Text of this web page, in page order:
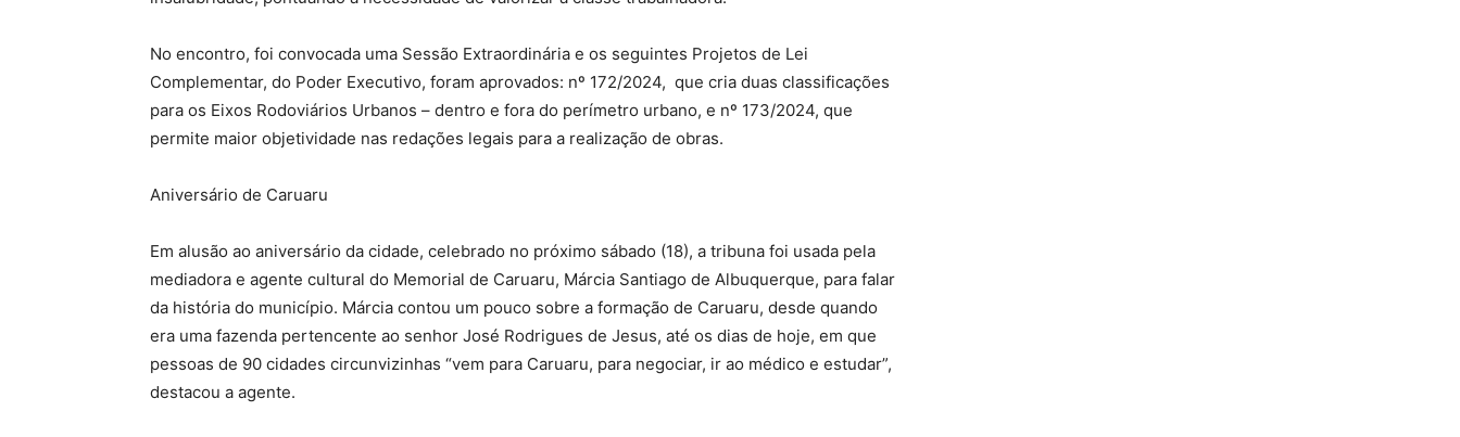
No encontro, foi convocada uma Sessão Extraordinária e os seguintes Projetos de Lei
Complementar, do Poder Executivo, foram aprovados: nº 172/2024, que cria duas classificações
para os Eixos Rodoviários Urbanos – dentro e fora do perímetro urbano, e nº 173/2024, que
permite maior objetividade nas redações legais para a realização de obras.
Aniversário de Caruaru
Em alusão ao aniversário da cidade, celebrado no próximo sábado (18), a tribuna foi usada pela
mediadora e agente cultural do Memorial de Caruaru, Márcia Santiago de Albuquerque, para falar
da história do município. Márcia contou um pouco sobre a formação de Caruaru, desde quando
era uma fazenda pertencente ao senhor José Rodrigues de Jesus, até os dias de hoje, em que
pessoas de 90 cidades circunvizinhas “vem para Caruaru, para negociar, ir ao médico e estudar”,
destacou a agente.